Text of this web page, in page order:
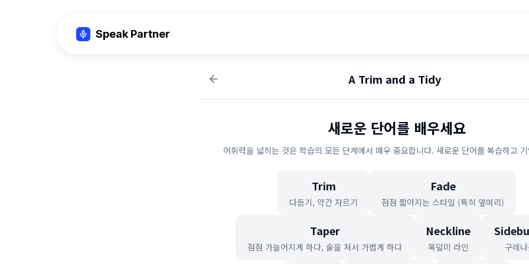
Speak Partner
A Trim and a Tidy
새로운 단어를 배우세요
어휘력을 넓히는 것은 학습의 모든 단계에서 매우 중요합니다. 새로운 단어를 복습하고
Trim
다듬기, 약간 자르기
Fade
점점 짧아지는 스타일 (특히 옆머리)
Taper
점점 가늘어지게 하다, 숱을 쳐서 가볍게 하다
Neckline
목덜미 라인 구레